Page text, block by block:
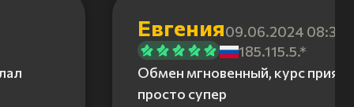
Евгения09.06.2024 08:31
185.115.5.*
Обмен мгновенный, курс
просто супер